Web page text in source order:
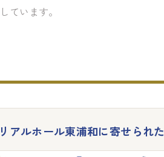
ています。
アルホール東浦和に寄せられた